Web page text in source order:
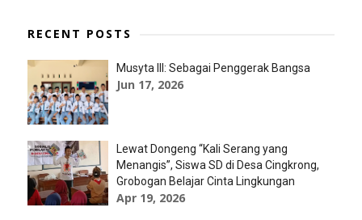
RECENT POSTS
Musyta III: Sebagai Penggerak Bangsa
Jun 17, 2026
Lewat Dongeng “Kali Serang yang
Menangis”, Siswa SD di Desa Cingkrong,
Grobogan Belajar Cinta Lingkungan
Apr 19, 2026